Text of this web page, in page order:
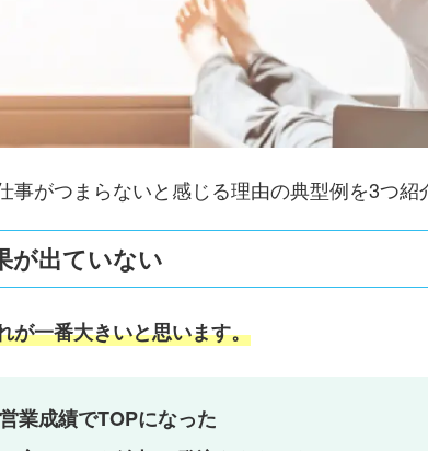
事がつまらないと感じる理由の典型例を3つ紹
が出ていない
が一番大きいと思います。
営業成績でTOPになった